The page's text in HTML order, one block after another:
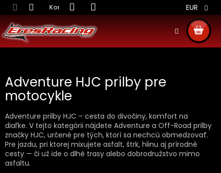
Prejsť
na
obsah
Kontakt Obchodné podmienky Doprava
EUR
KOŠÍK
Adventure HJC prilby pre
motocykle
Adventure prilby HJC – cesta do divočiny, komfort na
diaľke. V tejto kategórii nájdete Adventure a Off-Road prilby
značky HJC, určené pre tých, ktorí sa nechcú obmedzovať.
Pre jazdu, pri ktorej mixujete asfalt, štrk, hlinu aj prírodné
cesty — či už ide o dlhé trasy alebo dobrodružstvo mimo
asfaltu.